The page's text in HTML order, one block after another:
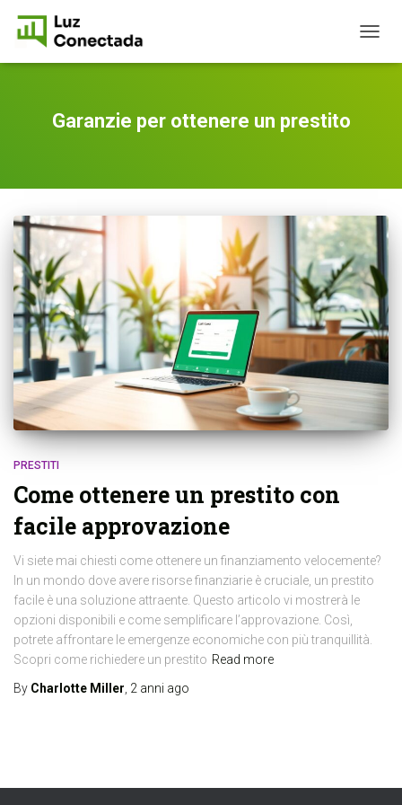
Garanzie per ottenere un prestito
PRESTITI
Come ottenere un prestito con
facile approvazione
Vi siete mai chiesti come ottenere un finanziamento velocemente?
In un mondo dove avere risorse finanziarie è cruciale, un prestito
facile è una soluzione attraente. Questo articolo vi mostrerà le
opzioni disponibili e come semplificare l’approvazione. Così,
potrete affrontare le emergenze economiche con più tranquillità.
Scopri come richiedere un prestito Read more
By Charlotte Miller 2 anni ago